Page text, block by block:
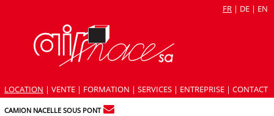
FR | DE | EN
LOCATION | VENTE | FORMATION | SERVICES | ENTREPRISE | CONTACT
CAMION NACELLE SOUS PONT